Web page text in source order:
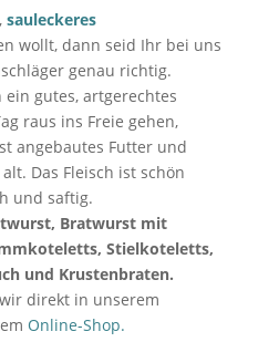
sauleckeres
wollt, dann seid Ihr bei uns
genau richtig.
gutes, artgerechtes
raus ins Freie gehen,
angebautes Futter und
Das Fleisch ist schön
und saftig.
Bratwurst mit
Stielkoteletts,
und Krustenbraten.
direkt in unserem
Online-Shop.